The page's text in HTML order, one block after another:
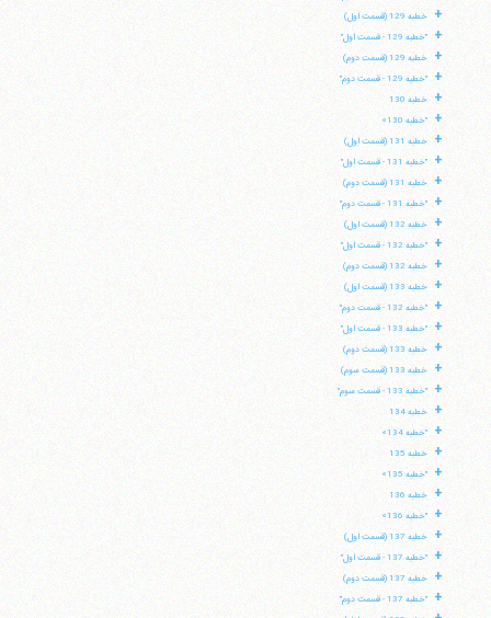
+ خطبه 129 (قسمت اول)
+ "خطبه 129 - قسمت اول"
+ خطبه 129 (قسمت دوم)
+ "خطبه 129 - قسمت دوم"
+ خطبه 130
+ "خطبه 130»
+ خطبه 131 (قسمت اول)
+ "خطبه 131 - قسمت اول"
+ خطبه 131 (قسمت دوم)
+ "خطبه 131 - قسمت دوم"
+ خطبه 132 (قسمت اول)
+ "خطبه 132 - قسمت اول"
+ خطبه 132 (قسمت دوم)
+ خطبه 133 (قسمت اول)
+ "خطبه 132 - قسمت دوم"
+ "خطبه 133 - قسمت اول"
+ خطبه 133 (قسمت دوم)
+ خطبه 133 (قسمت سوم)
+ "خطبه 133 - قسمت سوم"
+ خطبه 134
+ "خطبه 134»
+ خطبه 135
+ "خطبه 135»
+ خطبه 136
+ "خطبه 136»
+ خطبه 137 (قسمت اول)
+ "خطبه 137 - قسمت اول"
+ خطبه 137 (قسمت دوم)
+ "خطبه 137 - قسمت دوم"